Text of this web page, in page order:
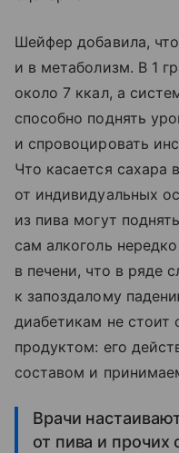
Шейфер добавила,
и в метаболизм. В 1
около 7 ккал, а
способно поднять
и спровоцировать
Что касается сахара
от индивидуальных
из пива могут
сам алкоголь
в печени, что в ряде
к запоздалому
диабетикам не стоит
продуктом: его
составом и
Врачи
от пива и прочих